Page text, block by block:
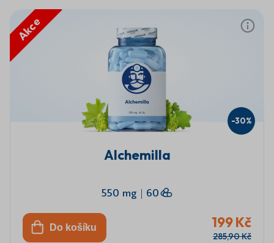
Akce
Alchemilla
550 mg | 60
Do košíku 199 Kč
285,90 Kč
-30%